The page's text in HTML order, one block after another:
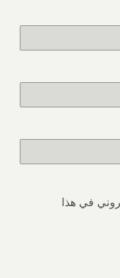
في هذا